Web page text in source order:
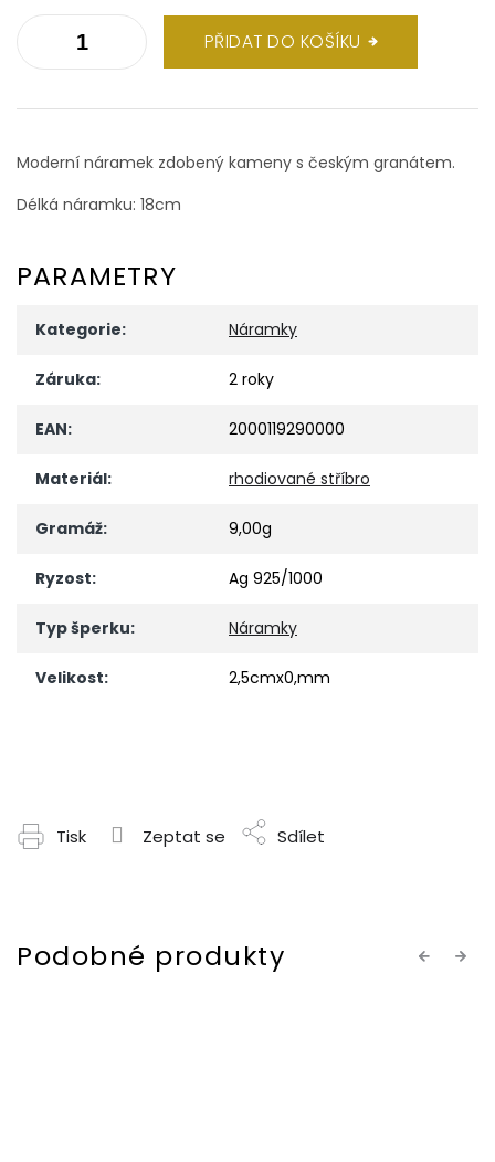
PŘIDAT DO KOŠÍKU
Moderní náramek zdobený kameny s českým granátem.
Délká náramku: 18cm
PARAMETRY
Kategorie: Náramky
Záruka: 2 roky
EAN: 2000119290000
Materiál: rhodiované stříbro
Gramáž: 9,00g
Ryzost: Ag 925/1000
Typ šperku: Náramky
Velikost: 2,5cmx0,mm
Tisk Zeptat se Sdílet
Previous
Next